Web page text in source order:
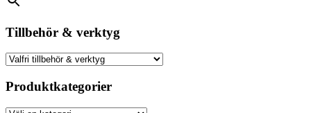
Tillbehör & verktyg
Produktkategorier